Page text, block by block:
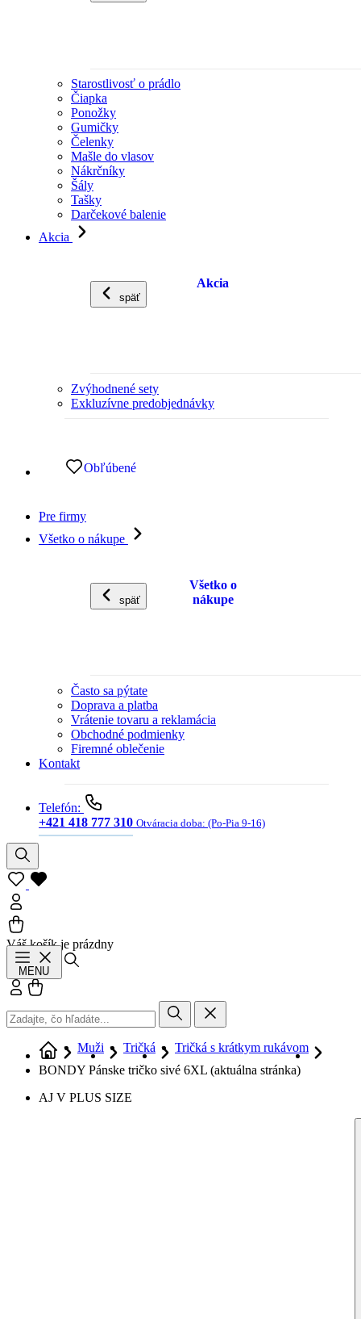
Starostlivosť o prádlo
Čiapka
Ponožky
Gumičky
Čelenky
Mašle do vlasov
Nákrčníky
Šály
Tašky
Darčekové balenie
Akcia
späť
Akcia
Zvýhodnené sety
Exkluzívne predobjednávky
Obľúbené
Pre firmy
Všetko o nákupe
späť
Všetko o
nákupe
Často sa pýtate
Doprava a platba
Vrátenie tovaru a reklamácia
Obchodné podmienky
Firemné oblečenie
Kontakt
Telefón:
+421 418 777 310 Otváracia doba: (Po-Pia 9-16)
Váš košík je prázdny
MENU
Prihlásiť sa
Muži Tričká
Tričká s krátkym rukávom
BONDY Pánske tričko sivé 6XL (aktuálna stránka)
AJ V PLUS SIZE